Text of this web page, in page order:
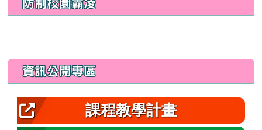
防制校園霸凌
資訊公開專區
課程教學計畫